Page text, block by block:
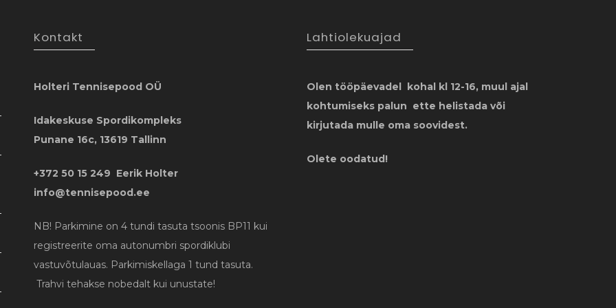
Kontakt
Holteri Tennisepood OÜ
Idakeskuse Spordikompleks
Punane 16c, 13619 Tallinn
+372 50 15 249 Eerik Holter
info@tennisepood.ee
NB! Parkimine on 4 tundi tasuta tsoonis BP11 kui
registreerite oma autonumbri spordiklubi
vastuvõtulauas. Parkimiskellaga 1 tund tasuta.
Trahvi tehakse nobedalt kui unustate!
Lahtiolekuajad
Olen tööpäevadel kohal kl 12-16, muul ajal
kohtumiseks palun ette helistada või
kirjutada mulle oma soovidest.
Olete oodatud!